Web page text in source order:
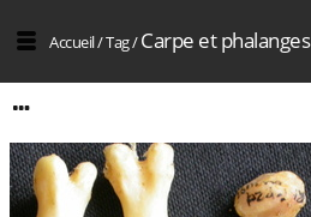
Accueil/Tag/Carpe et phalanges